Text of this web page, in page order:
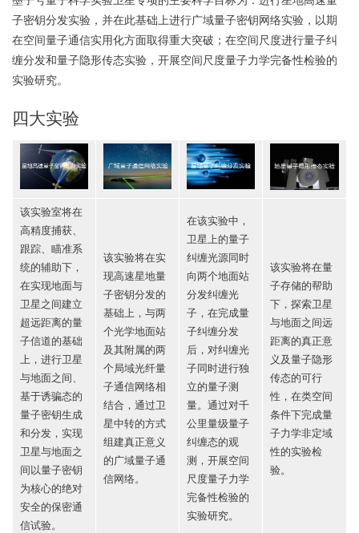
子密钥分发实验，并在此基础上进行广域量子密钥网络实验，以期
在空间量子通信实用化方面取得重大突破；在空间尺度进行量子纠
缠分发和量子隐形传态实验，开展空间尺度量子力学完备性检验的
实验研究。
四大实验
该实验室将在
高精度捕获、
跟踪、瞄准系
统的辅助下，
在实现地面与
卫星之间建立
超远距离的量
子信道的基础
上，进行卫星
与地面之间、
基于诱骗态的
量子密钥生成
和分发，实现
卫星与地面之
间以量子密钥
为核心的绝对
安全的保密通
信试验。
该实验将在实
现高速星地量
子密钥分发的
基础上，与两
个光学地面站
及其附属的两
个局域光纤量
子通信网络相
结合，通过卫
星中转的方式
组建真正意义
的广域量子通
信网络。
在该实验中，
卫星上的量子
纠缠光源同时
向两个地面站
分发纠缠光
子，在完成量
子纠缠分发
后，对纠缠光
子同时进行独
立的量子测
量。通过对千
公里量级量子
纠缠态的观
测，开展空间
尺度量子力学
完备性检验的
实验研究。
该实验将在量
子存储的帮助
下，探索卫星
与地面之间远
距离的真正意
义及量子隐形
传态的可行
性，在类空间
条件下完成量
子力学非定域
性的实验检
验。